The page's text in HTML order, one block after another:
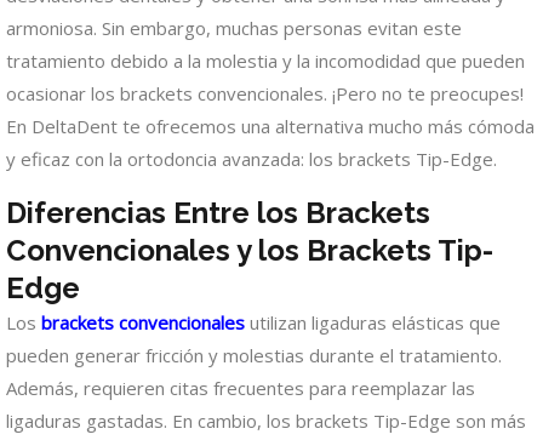
armoniosa. Sin embargo, muchas personas evitan este
tratamiento debido a la molestia y la incomodidad que pueden
ocasionar los brackets convencionales. ¡Pero no te preocupes!
En DeltaDent te ofrecemos una alternativa mucho más cómoda
y eficaz con la ortodoncia avanzada: los brackets Tip-Edge.
Diferencias Entre los Brackets
Convencionales y los Brackets Tip-
Edge
Los brackets convencionales utilizan ligaduras elásticas que
pueden generar fricción y molestias durante el tratamiento.
Además, requieren citas frecuentes para reemplazar las
ligaduras gastadas. En cambio, los brackets Tip-Edge son más